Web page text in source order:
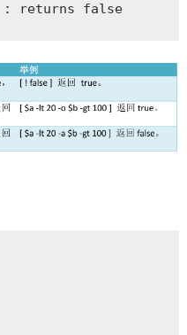
returns false